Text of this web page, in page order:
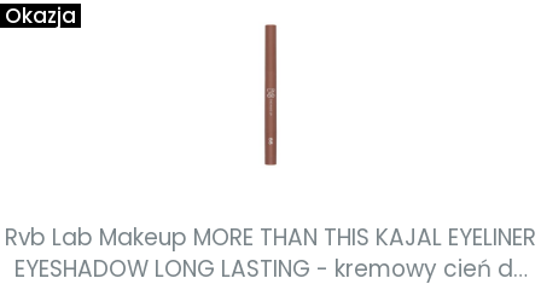
Okazja
Rvb Lab Makeup MORE THAN THIS KAJAL EYELINER
EYESHADOW LONG LASTING - kremowy cień do